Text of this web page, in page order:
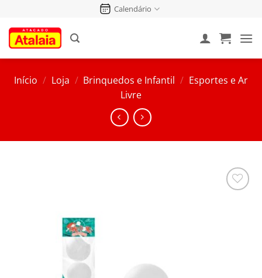
conteúdo
Calendário
Início / Loja / Brinquedos e Infantil / Esportes e Ar
Livre